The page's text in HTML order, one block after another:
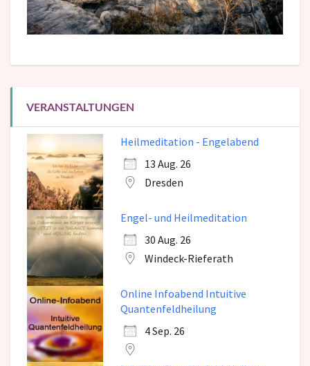
VERANSTALTUNGEN
Heilmeditation - Engelabend
13 Aug. 26
Dresden
Engel- und Heilmeditation
30 Aug. 26
Windeck-Rieferath
Online Infoabend Intuitive
Quantenfeldheilung
4 Sep. 26